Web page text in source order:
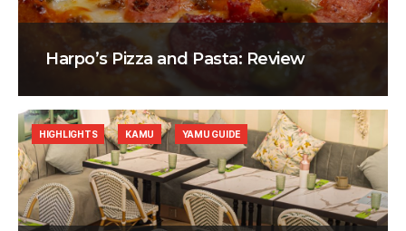
Harpo’s Pizza and Pasta: Review
HIGHLIGHTS KAMU YAMU GUIDE